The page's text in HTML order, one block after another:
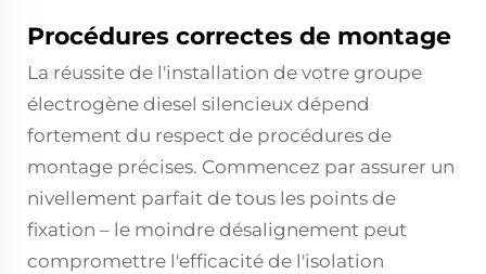
Procédures correctes de montage
La réussite de l'installation de votre groupe
électrogène diesel silencieux dépend
fortement du respect de procédures de
montage précises. Commencez par assurer un
nivellement parfait de tous les points de
fixation – le moindre désalignement peut
compromettre l'efficacité de l'isolation